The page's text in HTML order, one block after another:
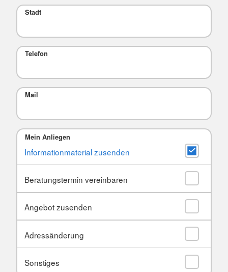
Stadt
Telefon
Mail
Mein Anliegen
Informationmaterial zusenden
Beratungstermin vereinbaren
Angebot zusenden
Adressänderung
Sonstiges